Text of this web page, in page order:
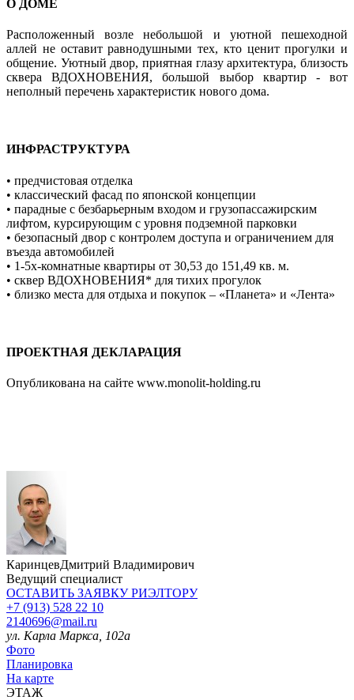
О ДОМЕ
Расположенный возле небольшой и уютной пешеходной
аллей не оставит равнодушными тех, кто ценит прогулки и
общение. Уютный двор, приятная глазу архитектура, близость
сквера ВДОХНОВЕНИЯ, большой выбор квартир - вот
неполный перечень характеристик нового дома.
ИНФРАСТРУКТУРА
• предчистовая отделка
• классический фасад по японской концепции
• парадные с безбарьерным входом и грузопассажирским
лифтом, курсирующим с уровня подземной парковки
• безопасный двор с контролем доступа и ограничением для
въезда автомобилей
• 1-5х-комнатные квартиры от 30,53 до 151,49 кв. м.
• сквер ВДОХНОВЕНИЯ* для тихих прогулок
• близко места для отдыха и покупок – «Планета» и «Лента»
ПРОЕКТНАЯ ДЕКЛАРАЦИЯ
Опубликована на сайте www.monolit-holding.ru
КаринцевДмитрий Владимирович
Ведущий специалист
ОСТАВИТЬ ЗАЯВКУРИЭЛТОРУ
+7 (913) 528 22 10
2140696@mail.ru
ул. Карла Маркса, 102а
Фото
Планировка
На карте
ЭТАЖ